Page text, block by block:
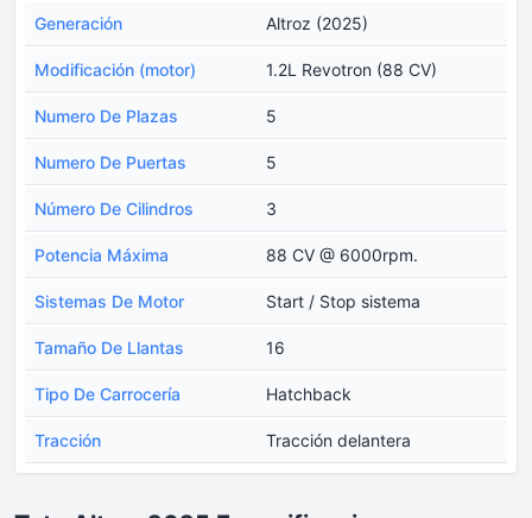
Generación Altroz (2025)
Modificación (motor) 1.2L Revotron (88 CV)
Numero De Plazas 5
Numero De Puertas 5
Número De Cilindros 3
Potencia Máxima 88 CV @ 6000rpm.
Sistemas De Motor Start / Stop sistema
Tamaño De Llantas 16
Tipo De Carrocería Hatchback
Tracción Tracción delantera